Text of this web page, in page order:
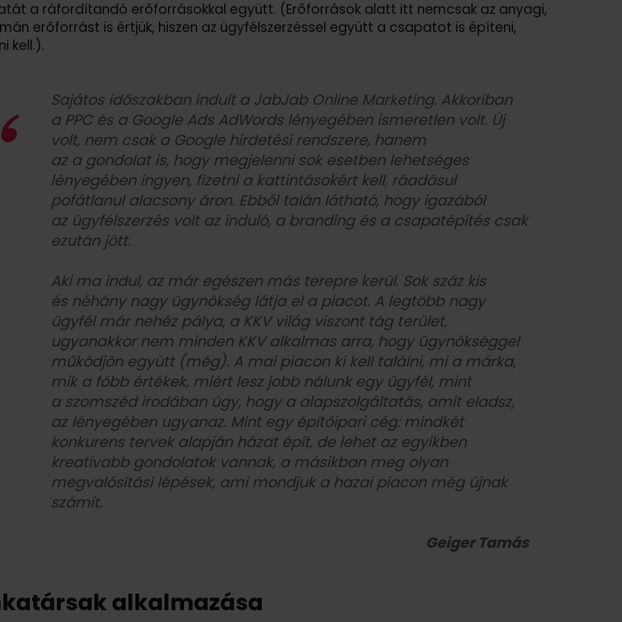
a ráfordítandó erőforrásokkal együtt. (Erőforrások alatt itt nemcsak az anyagi,
erőforrást is értjük, hiszen az ügyfélszerzéssel együtt a csapatot is építeni,
kell.).
Sajátos időszakban indult a JabJab Online Marketing. Akkoriban
a PPC és a Google Ads AdWords lényegében ismeretlen volt. Új
volt, nem csak a Google hirdetési rendszere, hanem
az a gondolat is, hogy megjelenni sok esetben lehetséges
lényegében ingyen, fizetni a kattintásokért kell, ráadásul
pofátlanul alacsony áron. Ebből talán látható, hogy igazából
az ügyfélszerzés volt az induló, a branding és a csapatépítés csak
ezután jött.
Aki ma indul, az már egészen más terepre kerül. Sok száz kis
és néhány nagy ügynökség látja el a piacot. A legtöbb nagy
ügyfél már nehéz pálya, a KKV világ viszont tág terület,
ugyanakkor nem minden KKV alkalmas arra, hogy ügynökséggel
működjön együtt (még). A mai piacon ki kell találni, mi a márka,
mik a főbb értékek, miért lesz jobb nálunk egy ügyfél, mint
a szomszéd irodában úgy, hogy a alapszolgáltatás, amit eladsz,
az lényegében ugyanaz. Mint egy építőipari cég: mindkét
konkurens tervek alapján házat épít, de lehet az egyikben
kreatívabb gondolatok vannak, a másikban meg olyan
megvalósítási lépések, ami mondjuk a hazai piacon még újnak
számít.
Geiger Tamás
alkalmazása